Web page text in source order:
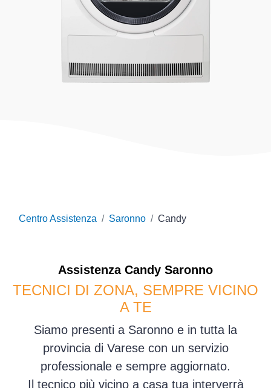
Centro Assistenza Saronno Candy
Assistenza Candy Saronno
TECNICI DI ZONA, SEMPRE VICINO
A TE
Siamo presenti a Saronno e in tutta la
provincia di Varese con un servizio
professionale e sempre aggiornato.
Il tecnico più vicino a casa tua interverrà